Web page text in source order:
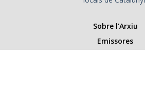
Sobre l'Arxiu
Emissores